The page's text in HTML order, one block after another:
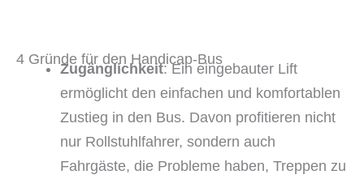
4 Gründe für den Handicap-Bus
Zugänglichkeit: Ein eingebauter Lift
ermöglicht den einfachen und komfortablen
Zustieg in den Bus. Davon profitieren nicht
nur Rollstuhlfahrer, sondern auch
Fahrgäste, die Probleme haben, Treppen zu